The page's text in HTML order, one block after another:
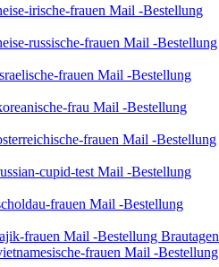
irische-frauen Mail -Bestellung
russische-frauen Mail -Bestellung
frauen Mail -Bestellung
frau Mail -Bestellung
frauen Mail -Bestellung
cupid-test Mail -Bestellung
frauen Mail -Bestellung
frauen Mail -Bestellung
frauen Mail -Bestellung